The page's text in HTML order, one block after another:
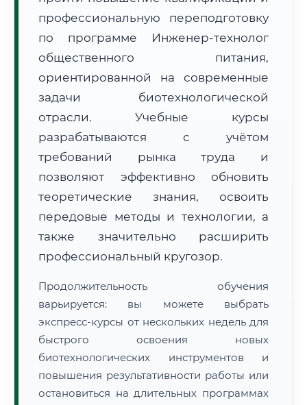
Расчет логистики оригиналов:
• Экспресс-доставка СДЭК / Почтой:4–6 рабочих дней
📜 Документы и аккредитация
🔍Нажмите на документ для увеличения и просмотра
профессиональную переподготовку
по программе Инженер-технолог
общественного питания,
ориентированной на современные
задачи биотехнологической
отрасли. Учебные курсы
разрабатываются с учётом
требований рынка труда и
позволяют эффективно обновить
теоретические знания, освоить
передовые методы и технологии, а
также значительно расширить
профессиональный кругозор.
Продолжительность обучения
варьируется: вы можете выбрать
экспресс-курсы от нескольких недель для
быстрого освоения новых
биотехнологических инструментов и
повышения результативности работы или
остановиться на длительных программах